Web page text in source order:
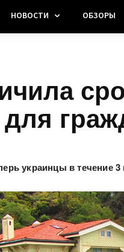
НОВОСТИ ОБЗОРЫ
украинцы в течение